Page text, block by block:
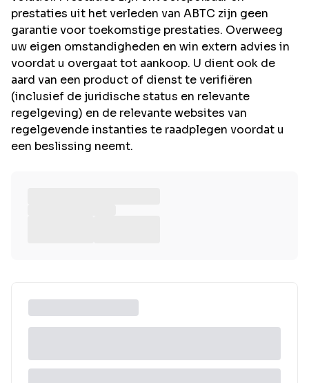
prestaties uit het verleden van ABTC zijn geen
garantie voor toekomstige prestaties. Overweeg
uw eigen omstandigheden en win extern advies in
voordat u overgaat tot aankoop. U dient ook de
aard van een product of dienst te verifiëren
(inclusief de juridische status en relevante
regelgeving) en de relevante websites van
regelgevende instanties te raadplegen voordat u
een beslissing neemt.